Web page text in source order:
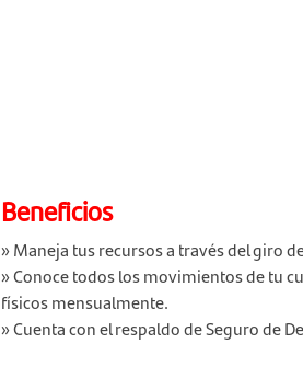
Beneficios
» Maneja tus recursos a través del giro
» Conoce todos los movimientos de tu
físicos mensualmente.
» Cuenta con el respaldo de Seguro de